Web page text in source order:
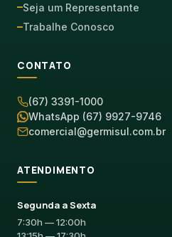
Seja um Representante
Trabalhe Conosco
CONTATO
(67) 3391-1000
WhatsApp (67) 9927-9746
comercial@germisul.com.br
ATENDIMENTO
Segunda a Sexta
7:30h — 12:00h